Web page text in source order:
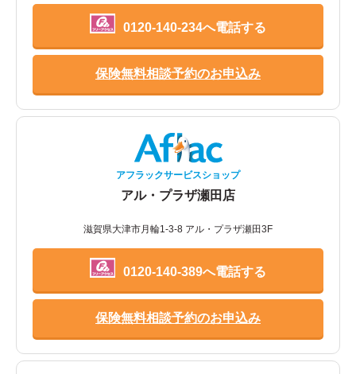
0120-140-234へ電話する
保険無料相談予約のお申込み
アフラックサービスショップ
アル・プラザ瀬田店
滋賀県大津市月輪1-3-8 アル・プラザ瀬田3F
0120-140-389へ電話する
保険無料相談予約のお申込み